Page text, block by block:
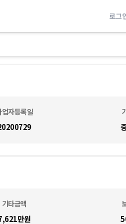
업자등록일
기타금액
만원
로그